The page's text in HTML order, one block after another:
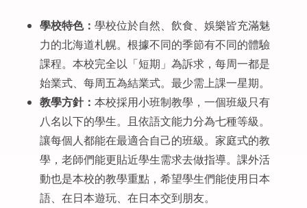
學校特色：學校位於自然、飲食、娛樂皆充滿魅
力的北海道札幌。根據不同的季節有不同的體驗
課程。本校完全以「短期」為訴求，每周一都是
始業式、每周五為結業式。最少需上課一星期。
教學方針：本校採用小班制教學，一個班級只有
八名以下的學生。且依語文能力分為七種等級。
讓每個人都能在最適合自己的班級。家庭式的教
學，老師們能更貼近學生需求去做指導。課外活
動也是本校的教學重點，希望學生們能使用日本
語、在日本遊玩、在日本交到朋友。